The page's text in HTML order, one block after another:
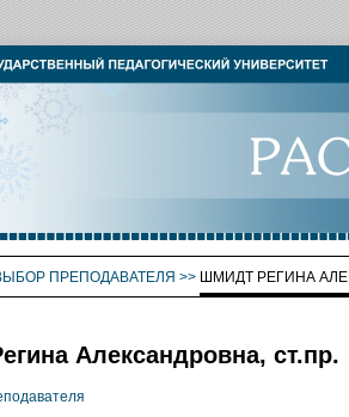
ПРЕПОДАВАТЕЛЯ >> ШМИДТ РЕГИНА
Александровна, ст.пр.